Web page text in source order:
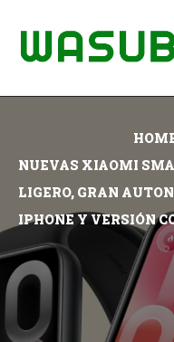
NUEVAS XIAOMI
LIGERO, GRAN
IPHONE Y VERSIÓN